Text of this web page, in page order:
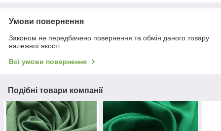
Умови повернення
Законом не передбачено повернення та обмін даного товару
належної якості
Всі умови повернення
Подібні товари компанії